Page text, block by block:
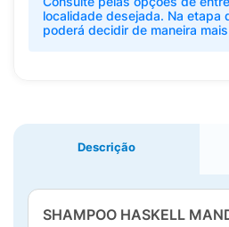
localidade desejada. Na etapa
poderá decidir de maneira
Descrição
SHAMPOO HASKELL